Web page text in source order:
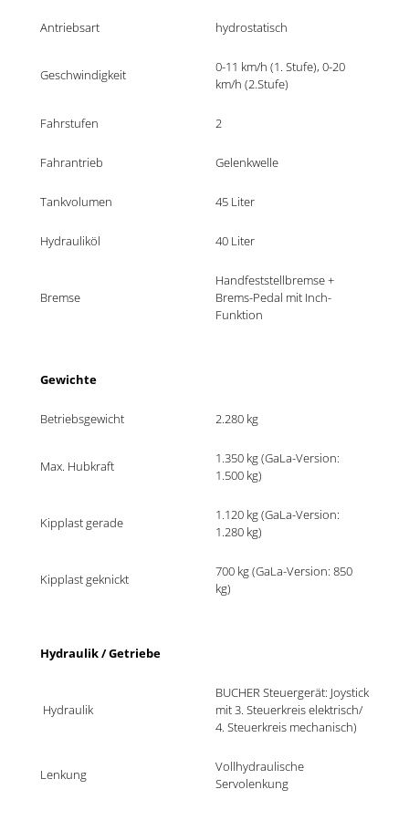
Antriebsart hydrostatisch
Geschwindigkeit
0-11 km/h (1. Stufe), 0-20
km/h (2.Stufe)
Fahrstufen 2
Fahrantrieb Gelenkwelle
Tankvolumen 45 Liter
Hydrauliköl 40 Liter
Bremse
Handfeststellbremse +
Brems-Pedal mit Inch-
Funktion
Gewichte
Betriebsgewicht 2.280 kg
Max. Hubkraft
1.350 kg (GaLa-Version:
1.500 kg)
Kipplast gerade
1.120 kg (GaLa-Version:
1.280 kg)
Kipplast geknickt
700 kg (GaLa-Version: 850
kg)
Hydraulik / Getriebe
Hydraulik
BUCHER Steuergerät: Joystick
mit 3. Steuerkreis elektrisch/
4. Steuerkreis mechanisch)
Lenkung
Vollhydraulische
Servolenkung